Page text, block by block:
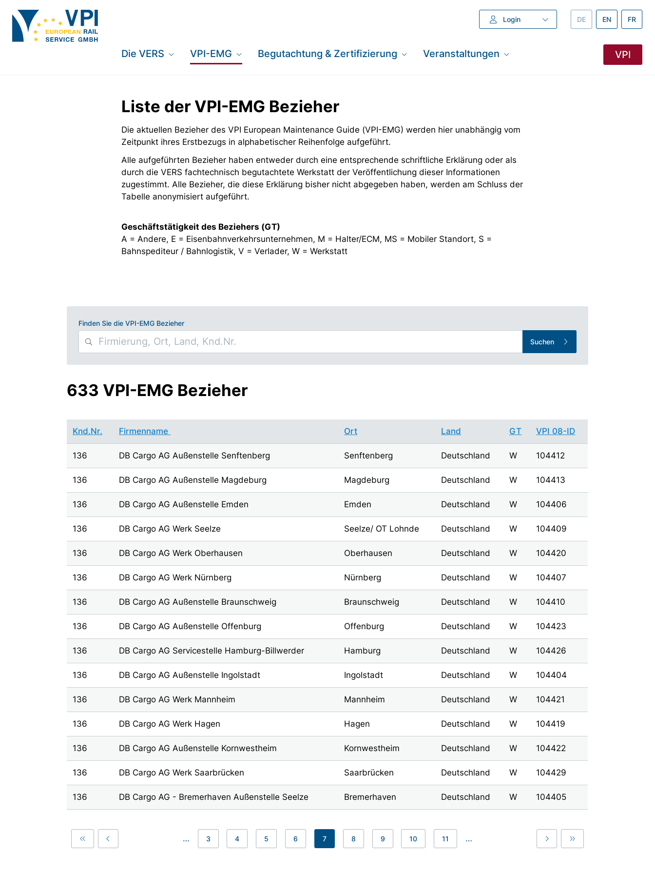
Login DEUTSCH –
DE ENGLISH –
EN FR
Die VERS VPI-EMG Begutachtung & Zertifizierung Veranstaltungen VPI
Liste der VPI-EMG Bezieher
Die aktuellen Bezieher des VPI European Maintenance Guide (VPI-EMG) werden hier unabhängig vom
Zeitpunkt ihres Erstbezugs in alphabetischer Reihenfolge aufgeführt.
Alle aufgeführten Bezieher haben entweder durch eine entsprechende schriftliche Erklärung oder als
durch die VERS fachtechnisch begutachtete Werkstatt der Veröffentlichung dieser Informationen
zugestimmt. Alle Bezieher, die diese Erklärung bisher nicht abgegeben haben, werden am Schluss der
Tabelle anonymisiert aufgeführt.
Geschäftstätigkeit des Beziehers (GT)
A = Andere, E = Eisenbahnverkehrsunternehmen, M = Halter/ECM, MS = Mobiler Standort, S =
Bahnspediteur / Bahnlogistik, V = Verlader, W = Werkstatt
Finden Sie die VPI-EMG Bezieher
Suchen
633 VPI-EMG Bezieher
Knd.Nr. Firmenname Ort Land GT VPI 08-ID
136 DB Cargo AG Außenstelle Senftenberg Senftenberg Deutschland W 104412
136 DB Cargo AG Außenstelle Magdeburg Magdeburg Deutschland W 104413
136 DB Cargo AG Außenstelle Emden Emden Deutschland W 104406
136 DB Cargo AG Werk Seelze Seelze/ OT Lohnde Deutschland W 104409
136 DB Cargo AG Werk Oberhausen Oberhausen Deutschland W 104420
136 DB Cargo AG Werk Nürnberg Nürnberg Deutschland W 104407
136 DB Cargo AG Außenstelle Braunschweig Braunschweig Deutschland W 104410
136 DB Cargo AG Außenstelle Offenburg Offenburg Deutschland W 104423
136 DB Cargo AG Servicestelle Hamburg-Billwerder Hamburg Deutschland W 104426
136 DB Cargo AG Außenstelle Ingolstadt Ingolstadt Deutschland W 104404
136 DB Cargo AG Werk Mannheim Mannheim Deutschland W 104421
136 DB Cargo AG Werk Hagen Hagen Deutschland W 104419
136 DB Cargo AG Außenstelle Kornwestheim Kornwestheim Deutschland W 104422
136 DB Cargo AG Werk Saarbrücken Saarbrücken Deutschland W 104429
136 DB Cargo AG - Bremerhaven Außenstelle Seelze Bremerhaven Deutschland W 104405
First Previous
… 3 4 5 6 7 8 9 10 11 …
Last Last